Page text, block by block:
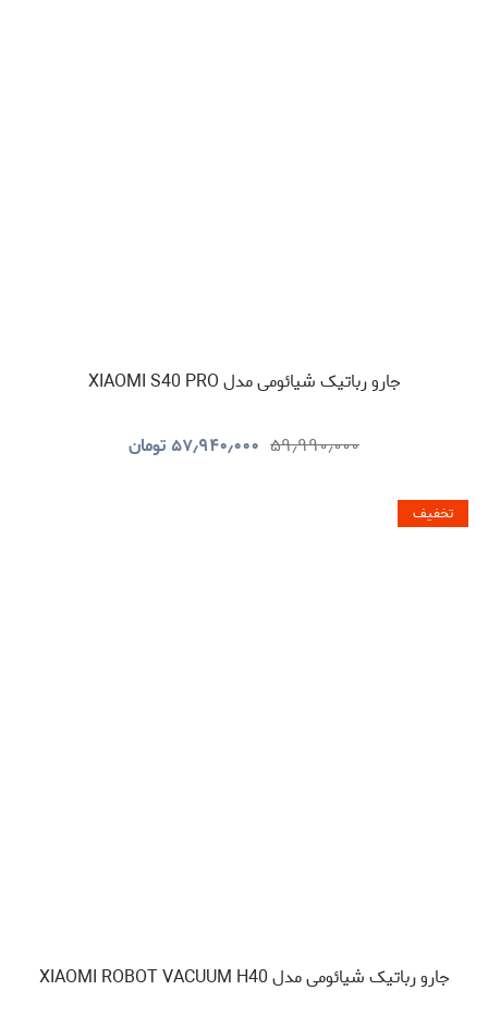
جارو رباتیک شیائومی مدل XIAOMI S40 PRO
۵۹٫۹۹۰٫۰۰۰ ۵۷٫۹۴۰٫۰۰۰تومان
تخفیف
جارو رباتیک شیائومی مدل XIAOMI ROBOT VACUUM H40